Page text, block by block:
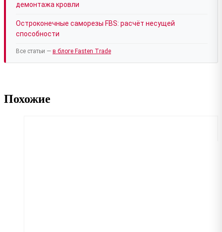
демонтажа кровли
Остроконечные саморезы FBS: расчёт несущей
способности
Все статьи — в блоге Fasten Trade
Похожие